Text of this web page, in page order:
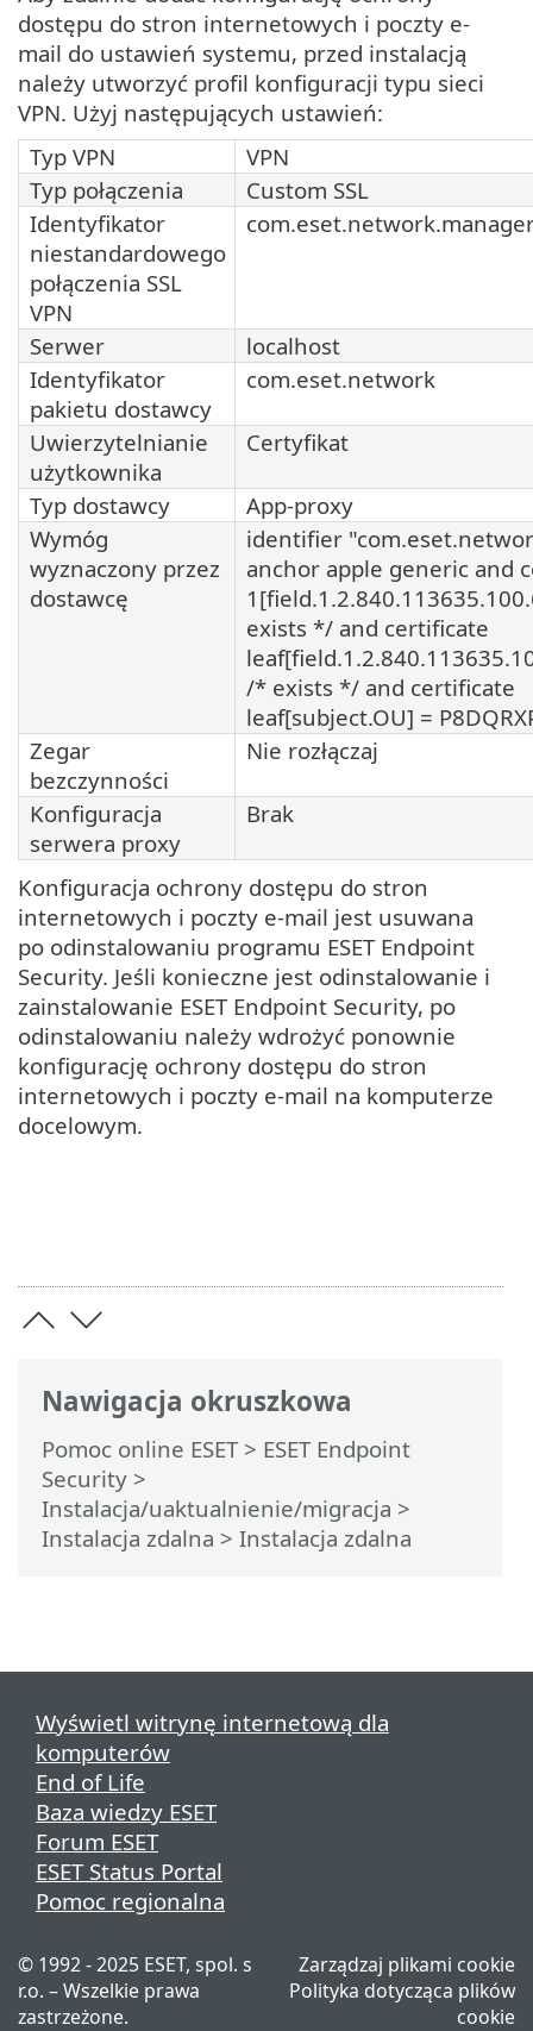
Nawigacja okruszkowa
Pomoc online ESET> ESET Endpoint
Security >
Instalacja/uaktualnienie/migracja >
Instalacja zdalna > Instalacja zdalna
dostępu do stron internetowych i poczty e-
mail do ustawień systemu, przed instalacją
należy utworzyć profil konfiguracji typu sieci
VPN. Użyj następujących ustawień:
Typ VPN
VPN
Typ połączenia
Custom SSL
Identyfikator
niestandardowego
połączenia SSL
VPN
Serwer
localhost
Identyfikator
pakietu dostawcy
com.eset.network
Uwierzytelnianie
użytkownika
Certyfikat
Typ dostawcy
App-proxy
Wymóg
wyznaczony przez
dostawcę
identifier
anchor apple generic and
exists */ and certificate
/* exists */ and certificate
leaf[subject.OU] =
Zegar
bezczynności
Nie rozłączaj
Konfiguracja
serwera proxy
Brak
Konfiguracja ochrony dostępu do stron
internetowych i poczty e-mail jest usuwana
po odinstalowaniu programu ESET Endpoint
Security. Jeśli konieczne jest odinstalowanie i
zainstalowanie ESET Endpoint Security, po
odinstalowaniu należy wdrożyć ponownie
konfigurację ochrony dostępu do stron
internetowych i poczty e-mail na komputerze
docelowym.
Wyświetl witrynę internetową dla
komputerów
End of Life
Baza wiedzy ESET
Forum ESET
ESET Status Portal
Pomoc regionalna
© 1992 - 2025 ESET, spol. s
r.o. – Wszelkie prawa
zastrzeżone.
Zarządzaj plikami cookie
Polityka dotycząca plików
cookie